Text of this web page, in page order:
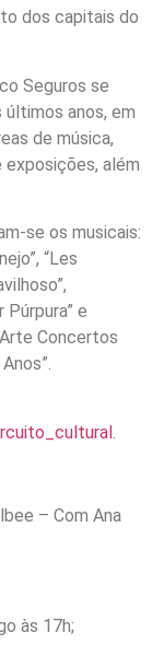
dos capitais do
Seguros se
anos, em
de música,
além
se os musicais:
“Les
Púrpura” e
Concertos
– Com Ana
às 17h;